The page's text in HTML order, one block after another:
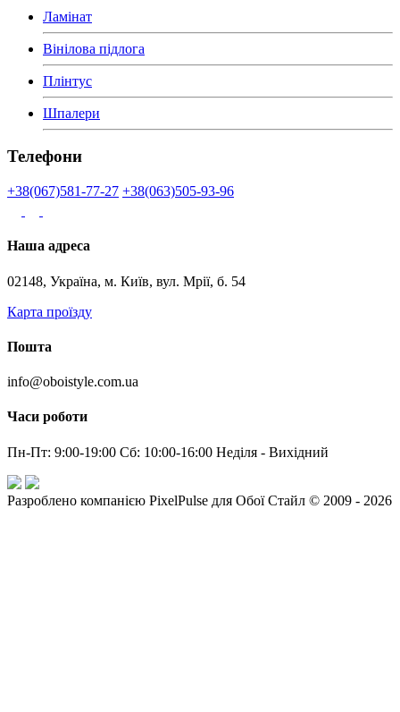
Ламінат
Вінілова підлога
Плінтус
Шпалери
Телефони
+38(067)581-77-27 +38(063)505-93-96
Наша адреса
02148, Україна, м. Київ, вул. Мрії, б. 54
Карта проїзду
Пошта
info@oboistyle.com.ua
Часи роботи
Пн-Пт: 9:00-19:00 Сб: 10:00-16:00 Неділя - Вихідний
Разроблено компанією PixelPulse для Обої Стайл © 2009 - 2026